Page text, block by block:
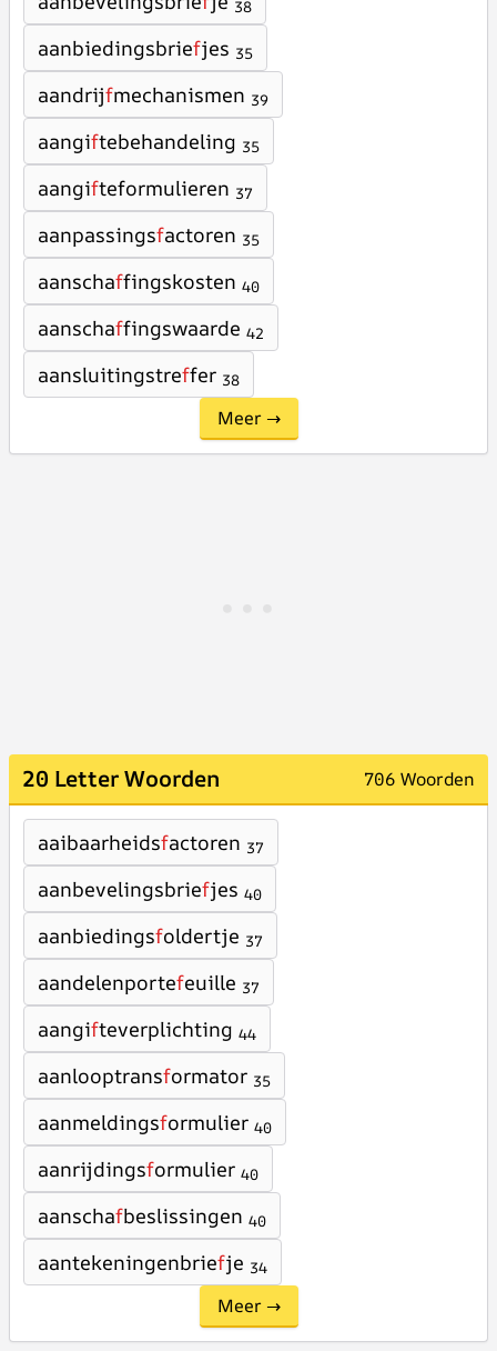
38
aanbiedingsbriefjes 35
aandrijfmechanismen 39
aangiftebehandeling 35
aangifteformulieren 37
aanpassingsfactoren 35
aanschaffingskosten 40
aanschaffingswaarde 42
aansluitingstreffer 38
Meer →
20 Letter Woorden 706 Woorden
aaibaarheidsfactoren 37
aanbevelingsbriefjes 40
aanbiedingsfoldertje 37
aandelenportefeuille 37
aangifteverplichting 44
aanlooptransformator 35
aanmeldingsformulier 40
aanrijdingsformulier 40
aanschafbeslissingen 40
aantekeningenbriefje 34
Meer →